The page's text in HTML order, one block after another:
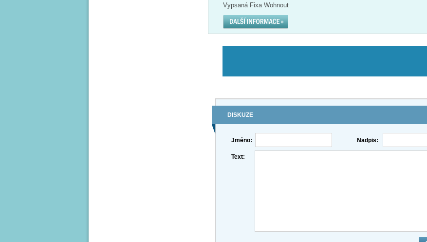
Vypsaná Fixa Wohnout
DISKUZE
Jméno: Nadpis:
Text: